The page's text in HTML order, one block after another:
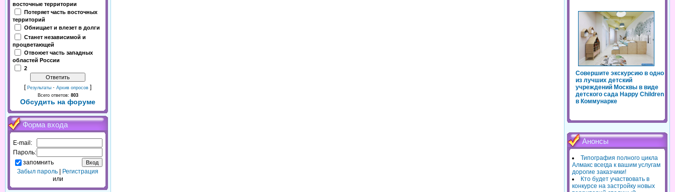
восточные территории
Потеряет часть восточных
территорий
Обнищает и влезет в долги
Станет независимой и
процветающей
Отвоюет часть западных
областей России
2
[ Результаты · Архив опросов ]
Всего ответов: 803
Обсудить на форуме
Форма входа
E-mail:
Пароль:
запомнить
Забыл пароль
Регистрация
или
Совершите экскурсию в одно
из лучших детский
учреждений Москвы в виде
детского сада Happy Children
в Коммунарке
Анонсы
Типография полного цикла
Алмакс всегда к вашим услугам
дорогие заказчики!
Кто будет участвовать в
конкурсе на застройку новых